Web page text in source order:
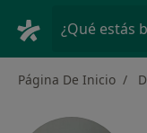
¿Qué estás
Página De Inicio